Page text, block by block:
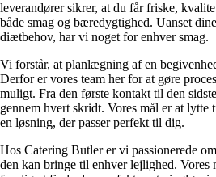
leverandører sikrer, at du får friske,
både smag og bæredygtighed. Uanset
diætbehov, har vi noget for enhver smag.
Vi forstår, at planlægning af en
Derfor er vores team her for at gøre
muligt. Fra den første kontakt til den
gennem hvert skridt. Vores mål er at
en løsning, der passer perfekt til dig.
Hos Catering Butler er vi passionerede
den kan bringe til enhver lejlighed. Vores